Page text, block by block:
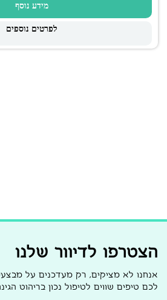
מידע נוסף
לפרטים נוספים
הצטרפו לדיוור שלנו
אנחנו לא מציקים, רק מעדכנים על
לכם טיפים שווים לטיפול נכון בריהוט